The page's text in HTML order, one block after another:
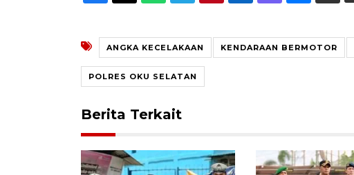
ANGKA KECELAKAAN KENDARAAN BERMOTOR
POLRES OKU SELATAN
Berita Terkait